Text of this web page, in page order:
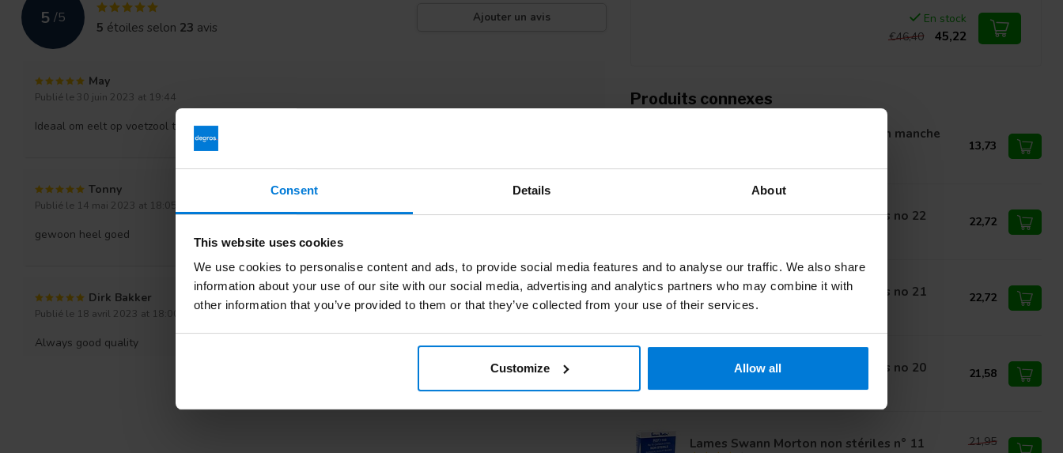
Consent Details About
This website uses cookies
We use cookies to personalise content and ads, to provide social media features and to analyse our traffic. We also share
information about your use of our site with our social media, advertising and analytics partners who may combine it with
other information that you’ve provided to them or that they’ve collected from your use of their services.
Customize Allow all
5 /5
5 étoiles selon 23 avis
Ajouter un avis
May
Publié le 30 juin 2023 at 19:44
Ideaal om eelt op voetzool te verwijderen
Tonny
Publié le 14 mai 2023 at 18:05
gewoon heel goed
Dirk Bakker
Publié le 18 avril 2023 at 18:00
Always good quality
En stock
€46,40
45,22
Produits connexes
Manche de bistouri Swann Morton manche
13,73
Lames Swann Morton non stériles no 22 22,72
Lames Swann Morton non stériles no 21 22,72
Lames Swann Morton non stériles no 20 21,58
Lames Swann Morton non stériles n° 11
21,95